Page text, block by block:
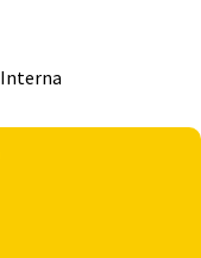
Interna